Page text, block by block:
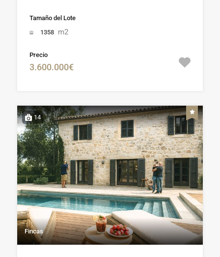
Tamaño del Lote
1358 m2
Precio
3.600.000€
14
Fincas